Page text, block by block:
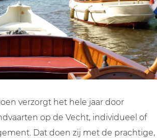
verzorgt het hele jaar door
op de Vecht, individueel of
Dat doen zij met de prachtige,